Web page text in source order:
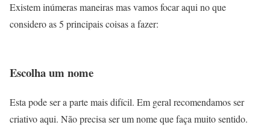
Existem inúmeras maneiras mas vamos focar aqui no que
considero as 5 principais coisas a fazer:
Escolha um nome
Esta pode ser a parte mais difícil. Em geral recomendamos ser
criativo aqui. Não precisa ser um nome que faça muito sentido.